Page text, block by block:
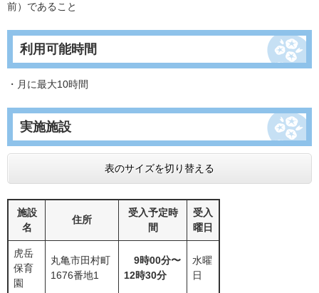
前）であること
利用可能時間
・月に最大10時間
実施施設
表のサイズを切り替える
施設
名
住所
受入予定時
間
受入
曜日
虎岳
保育
園
丸亀市田村町
1676番地1
9時00分〜
12時30分
水曜
日